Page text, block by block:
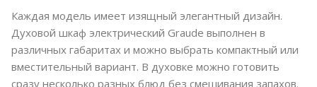
Каждая модель имеет изящный элегантный дизайн.
Духовой шкаф электрический Graude выполнен в
различных габаритах и можно выбрать компактный или
вместительный вариант. В духовке можно готовить
сразу несколько разных блюд без смешивания запахов.